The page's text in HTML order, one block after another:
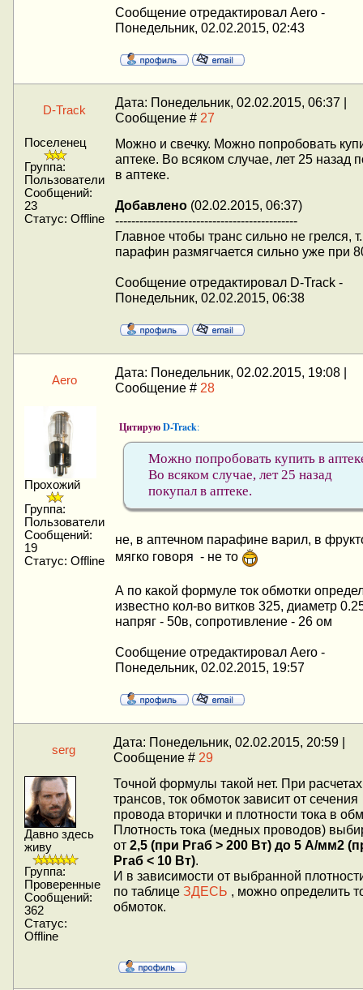
Сообщение отредактировал Aero -
Понедельник, 02.02.2015, 02:43
D-Track
Дата: Понедельник, 02.02.2015, 06:37 |
Сообщение # 27
Поселенец
Группа:
Пользователи
Сообщений:
23
Статус: Offline
Можно и свечку. Можно попробовать
аптеке. Во всяком случае, лет 25 назад
в аптеке.
Добавлено (02.02.2015, 06:37)
---------------------------------------------
Главное чтобы транс сильно не грелся,
парафин размягчается сильно уже при
Сообщение отредактировал D-Track -
Понедельник, 02.02.2015, 06:38
Aero
Дата: Понедельник, 02.02.2015, 19:08 |
Сообщение # 28
Прохожий
Группа:
Пользователи
Сообщений:
19
Статус: Offline
ЦитируюD-Track:
Можно попробовать купить в
Во всяком случае, лет 25 назад
покупал в аптеке.
не, в аптечном парафине варил, в
мягко говоря - не то
А по какой формуле ток обмотки
известно кол-во витков 325, диаметр
напряг - 50в, сопротивление - 26 ом
Сообщение отредактировал Aero -
Понедельник, 02.02.2015, 19:57
serg
Дата: Понедельник, 02.02.2015, 20:59 |
Сообщение # 29
Давно здесь
живу
Группа:
Проверенные
Сообщений:
362
Статус:
Offline
Точной формулы такой нет. При расчетах
трансов, ток обмоток зависит от сечения
провода вторички и плотности тока в
Плотность тока (медных проводов)
от 2,5 (при Pгаб > 200 Вт) до 5 А/мм2
Pгаб < 10 Вт).
И в зависимости от выбранной
по таблице ЗДЕСЬ , можно определить
обмоток.